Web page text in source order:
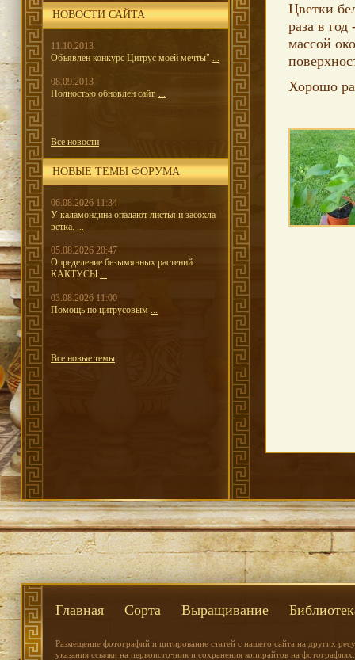
НОВОСТИ САЙТА
11.10.2013
Объявлен конкурс Цитрус моей мечты" ...
08.09.2013
Полностью обновлен сайт. ...
Все новости
НОВЫЕ ТЕМЫ ФОРУМА
06.08.2026 11:34
У каламондина опадают листья и засохла
ветка. ...
05.08.2026 20:47
Определение безымянных растений.
КАКТУСЫ ...
03.08.2026 11:00
Помощь по цитрусовым ...
Все новые темы
Цветки
раза в
массой
Хорошо
Главная Сорта Выращивание
Размещение фотографий и цитирование статей с нашего сайта на других
указания ссылки на первоисточник и сохранения копирайтов на